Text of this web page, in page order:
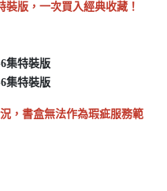
裝版，一次買入經典收藏！
集特裝版
集特裝版
，書盒無法作為瑕疵服務範